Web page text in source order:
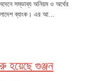
সম্ভাব্য অনিয়ম ও অর্থের
ব্যাংক। এর আ...
হয়েছে গুঞ্জন